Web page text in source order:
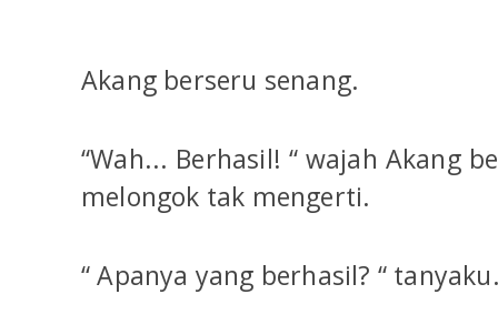
Akang berseru senang.
“Wah... Berhasil! “ wajah Akang
melongok tak mengerti.
“ Apanya yang berhasil? “